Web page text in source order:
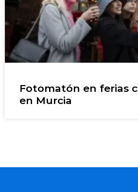
Fotomatón en ferias
en Murcia